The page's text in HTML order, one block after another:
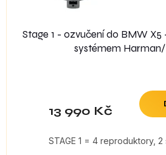
Stage 1 - ozvučení do BMW X5
systémem
13 990 Kč
STAGE 1 = 4 reproduktory,